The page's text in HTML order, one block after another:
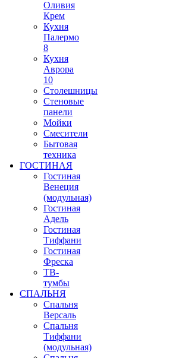
Оливия
Крем
Кухня
Палермо
8
Кухня
Аврора
10
Столешницы
Стеновые
панели
Мойки
Смесители
Бытовая
техника
ГОСТИНАЯ
Гостиная
Венеция
(модульная)
Гостиная
Адель
Гостиная
Тиффани
Гостиная
Фреска
ТВ-
тумбы
СПАЛЬНЯ
Спальня
Версаль
Спальня
Тиффани
(модульная)